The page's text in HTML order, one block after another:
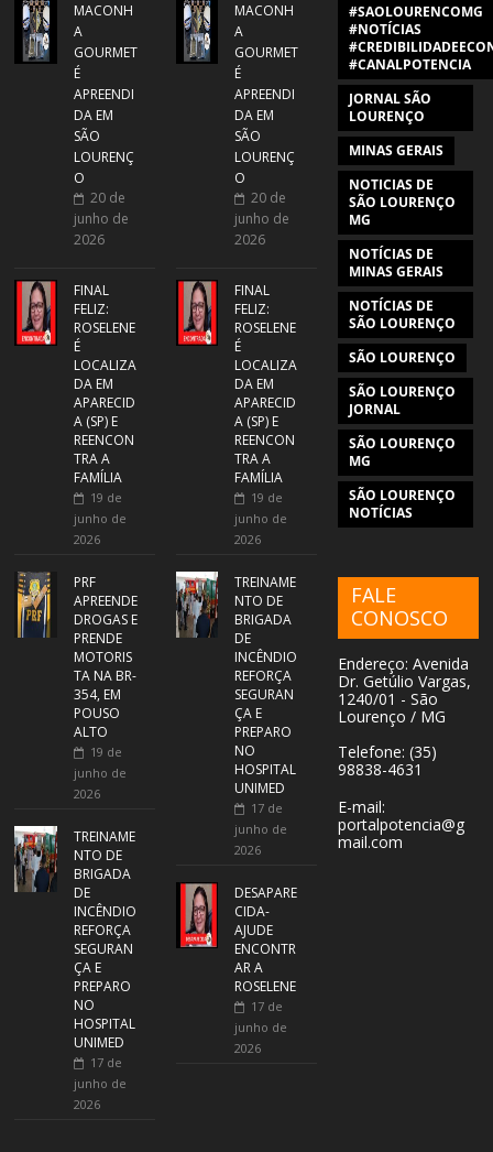
MACONH
A
GOURMET
É
APREENDI
DA EM
SÃO
LOURENÇ
O
20 de
junho de
2026
FINAL
FELIZ:
ROSELENE
É
LOCALIZA
DA EM
APARECID
A (SP) E
REENCON
TRA A
FAMÍLIA
19 de
junho de
2026
PRF
APREENDE
DROGAS E
PRENDE
MOTORIS
TA NA BR-
354, EM
POUSO
ALTO
19 de
junho de
2026
TREINAME
NTO DE
BRIGADA
DE
INCÊNDIO
REFORÇA
SEGURAN
ÇA E
PREPARO
NO
HOSPITAL
UNIMED
17 de
junho de
2026
MACONH
A
GOURMET
É
APREENDI
DA EM
SÃO
LOURENÇ
O
20 de
junho de
2026
FINAL
FELIZ:
ROSELENE
É
LOCALIZA
DA EM
APARECID
A (SP) E
REENCON
TRA A
FAMÍLIA
19 de
junho de
2026
TREINAME
NTO DE
BRIGADA
DE
INCÊNDIO
REFORÇA
SEGURAN
ÇA E
PREPARO
NO
HOSPITAL
UNIMED
17 de
junho de
2026
DESAPARE
CIDA-
AJUDE
ENCONTR
AR A
ROSELENE
17 de
junho de
2026
#SAOLOURENCOMG
#NOTÍCIAS
#CANALPOTENCIA
JORNAL SÃO
LOURENÇO
MINAS GERAIS
NOTICIAS DE
SÃO LOURENÇO
MG
NOTÍCIAS DE
MINAS GERAIS
NOTÍCIAS DE
SÃO LOURENÇO
SÃO LOURENÇO
SÃO LOURENÇO
JORNAL
SÃO LOURENÇO
MG
SÃO LOURENÇO
NOTÍCIAS
FALE
CONOSCO
Endereço: Avenida
Dr. Getúlio Vargas,
1240/01 - São
Lourenço / MG
Telefone: (35)
98838-4631
E-mail:
portalpotencia@g
mail.com